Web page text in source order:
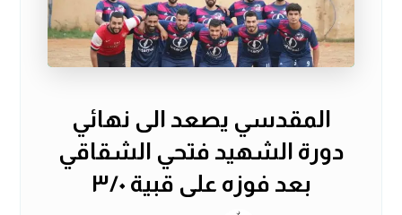
المقدسي يصعد الى نهائي
دورة الشهيد فتحي الشقاقي
بعد فوزه على قبية ٣/٠